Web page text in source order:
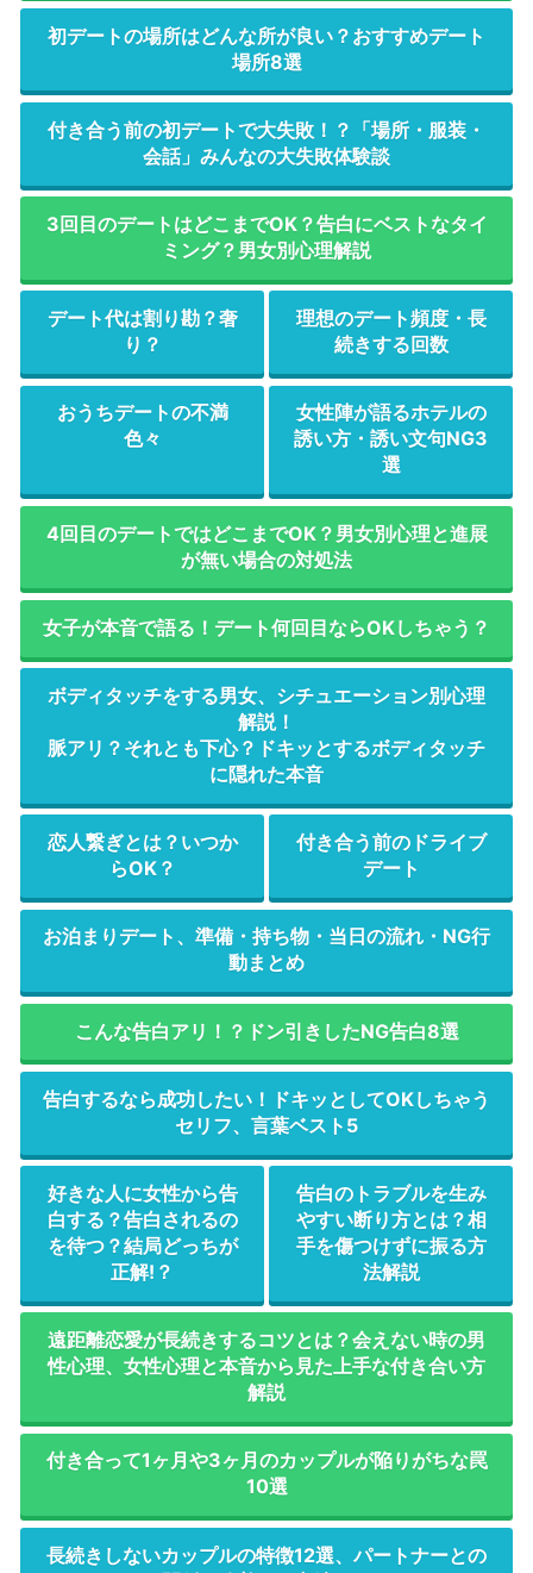
初デートの場所はどんな所が良い？おすすめデート
場所8選
付き合う前の初デートで大失敗！？「場所・服装・
会話」みんなの大失敗体験談
3回目のデートはどこまでOK？告白にベストなタイ
ミング？男女別心理解説
デート代は割り勘？奢
り？
理想のデート頻度・長
続きする回数
おうちデートの不満
色々
女性陣が語るホテルの
誘い方・誘い文句NG3
選
4回目のデートではどこまでOK？男女別心理と進展
が無い場合の対処法
女子が本音で語る！デート何回目ならOKしちゃう？
ボディタッチをする男女、シチュエーション別心理
解説！
脈アリ？それとも下心？ドキッとするボディタッチ
に隠れた本音
恋人繋ぎとは？いつか
らOK？
付き合う前のドライブ
デート
お泊まりデート、準備・持ち物・当日の流れ・NG行
動まとめ
こんな告白アリ！？ドン引きしたNG告白8選
告白するなら成功したい！ドキッとしてOKしちゃう
セリフ、言葉ベスト5
好きな人に女性から告
白する？告白されるの
を待つ？結局どっちが
正解!？
告白のトラブルを生み
やすい断り方とは？相
手を傷つけずに振る方
法解説
遠距離恋愛が長続きするコツとは？会えない時の男
性心理、女性心理と本音から見た上手な付き合い方
解説
付き合って1ヶ月や3ヶ月のカップルが陥りがちな罠
10選
長続きしないカップルの特徴12選、パートナーとの